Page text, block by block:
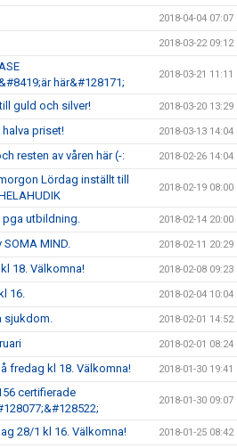
2018-04-04 07:07
2018-03-22 09:12
här&#128171;
2018-03-21 11:11
guld och silver! 2018-03-20 13:29
priset! 2018-03-13 14:04
resten av våren här (-: 2018-02-26 14:04
Lördag inställt till
2018-02-19 08:00
pga utbildning. 2018-02-14 20:00
MIND. 2018-02-11 20:29
18. Välkomna! 2018-02-08 09:23
16. 2018-02-04 10:04
sjukdom. 2018-02-01 14:52
2018-02-01 08:24
fredag kl 18. Välkomna! 2018-01-30 19:41
certifierade
2018-01-30 09:07
28/1 kl 16. Välkomna! 2018-01-25 08:42